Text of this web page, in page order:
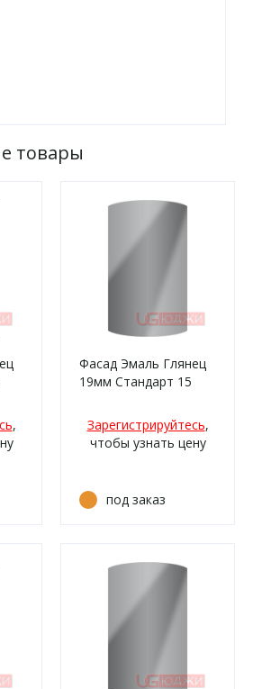
товары
,
Фасад Эмаль Глянец
19мм Стандарт 15
высота 357-716мм
Зарегистрируйтесь,
чтобы узнать цену
под заказ